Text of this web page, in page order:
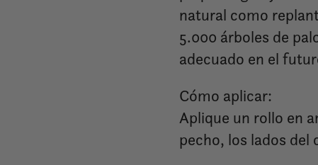
natural como
5.000 árboles de
adecuado en el
Cómo aplicar:
Aplique un rollo en
pecho, los lados del